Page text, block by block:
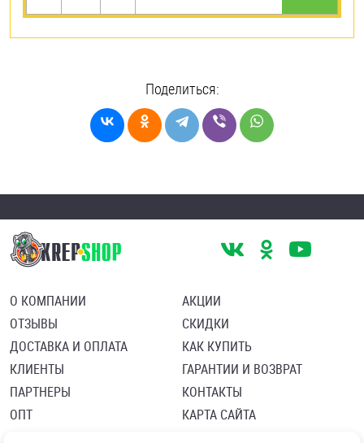
Поделиться:
О КОМПАНИИ
ОТЗЫВЫ
ДОСТАВКА И ОПЛАТА
КЛИЕНТЫ
ПАРТНЕРЫ
ОПТ
АКЦИИ
СКИДКИ
КАК КУПИТЬ
ГАРАНТИИ И ВОЗВРАТ
КОНТАКТЫ
КАРТА САЙТА